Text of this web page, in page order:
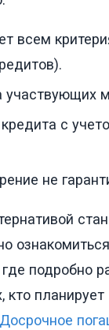
всем
участвующих
с
не
где подробно
планирует
Досрочное